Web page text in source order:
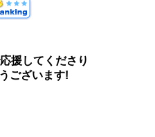
援してくださり
ございます!